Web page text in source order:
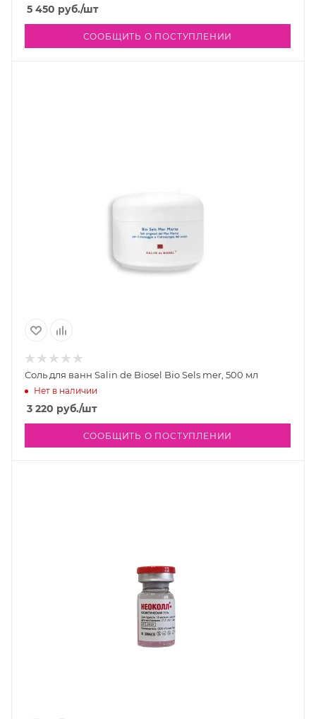
5 450 руб./шт
СООБЩИТЬ О ПОСТУПЛЕНИИ
Соль для ванн Salin de Biosel Bio Sels mer, 500 мл
Нет в наличии
3 220 руб./шт
СООБЩИТЬ О ПОСТУПЛЕНИИ